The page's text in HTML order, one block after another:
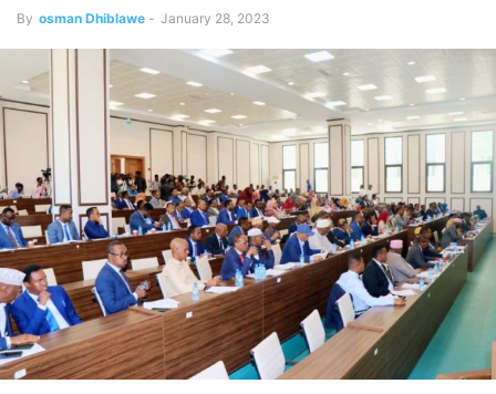
By osman Dhiblawe - January 28, 2023